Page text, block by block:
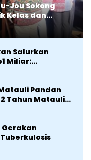
Jou Sokong
Kelas dan
Baru
Salurkan
Miliar:
Korban
Pandan
Tahun Matauli
Gerakan